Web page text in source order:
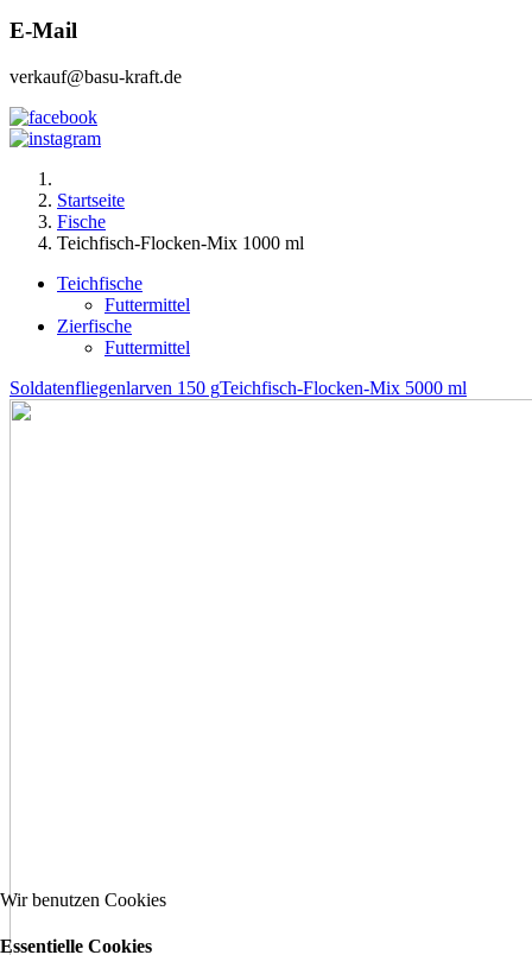
E-Mail
verkauf@basu-kraft.de
Startseite
Fische
Teichfisch-Flocken-Mix 1000 ml
Teichfische
Futtermittel
Zierfische
Futtermittel
Soldatenfliegenlarven 150 gTeichfisch-Flocken-Mix 5000 ml
Wir benutzen Cookies
Essentielle Cookies